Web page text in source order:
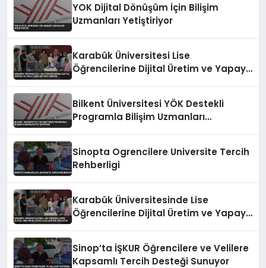
YOK Dijital Dönüşüm İçin Bilişim
Uzmanları Yetiştiriyor
Karabük Üniversitesi Lise
Öğrencilerine Dijital Üretim ve Yapay
Bilkent Üniversitesi YÖK Destekli
Programla Bilişim Uzmanları
Sinopta Ogrencilere Universite Tercih
Rehberligi
Karabük Üniversitesinde Lise
Öğrencilerine Dijital Üretim ve Yapay
Sinop’ta İŞKUR Öğrencilere ve Velilere
Kapsamlı Tercih Desteği Sunuyor